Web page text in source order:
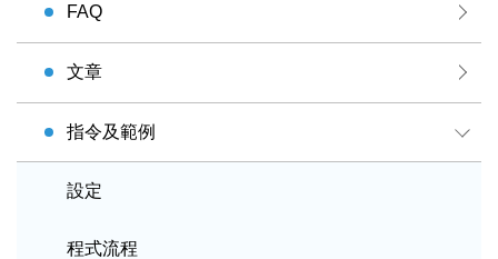
FAQ
文章
指令及範例
設定
程式流程